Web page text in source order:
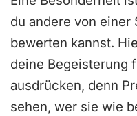
du andere von einer
bewerten kannst.
deine Begeisterung
ausdrücken, denn
sehen, wer sie wie